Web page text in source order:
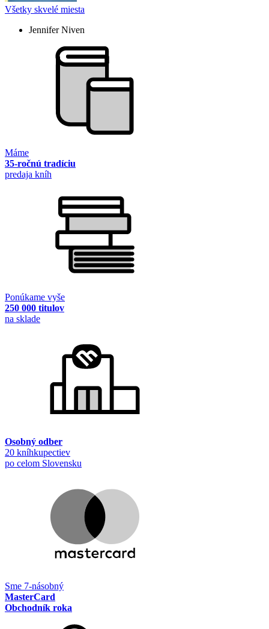
Všetky skvelé miesta
Jennifer Niven
Máme
35-ročnú tradíciu
predaja kníh
Ponúkame vyše
250 000 titulov
na sklade
Osobný odber
20 kníhkupectiev
po celom Slovensku
Sme 7-násobný
MasterCard
Obchodník roka